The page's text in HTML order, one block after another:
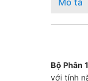
Mô tả
Bộ Phân
với tính